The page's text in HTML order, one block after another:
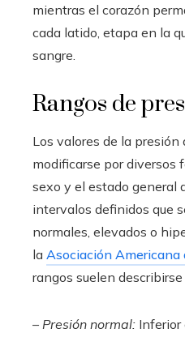
mientras el corazón
cada latido, etapa en la
sangre.
Rangos de
Los valores de la presión
modificarse por diversos
sexo y el estado general
intervalos definidos que
normales, elevados o
la Asociación Americana
rangos suelen
– Presión normal: Inferior